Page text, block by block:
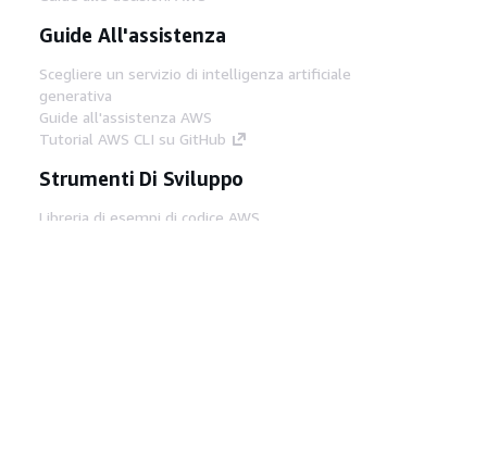
Guide All'assistenza
Scegliere un servizio di intelligenza artificiale
generativa
Guide all'assistenza AWS
Tutorial AWS CLI su GitHub
Strumenti Di Sviluppo
Libreria di esempi di codice AWS